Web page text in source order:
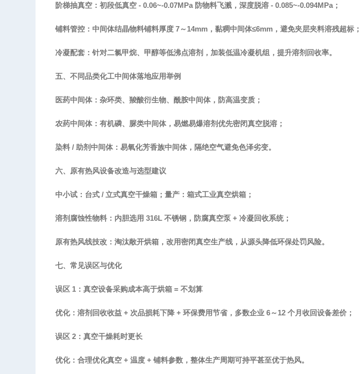
阶梯抽真空：初段低真空 - 0.06~-0.07MPa 防物料飞溅，深度脱溶 - 0.085~-0.094MPa；
铺料管控：中间体结晶物料铺料厚度 7～14mm，黏稠中间体≤6mm，避免夹层夹料溶残超标；
冷凝配套：针对二氯甲烷、甲醇等低沸点溶剂，加装低温冷凝机组，提升溶剂回收率。
五、不同品类化工中间体落地应用举例
医药中间体：杂环类、羧酸衍生物、酰胺中间体，防高温变质；
农药中间体：有机磷、脲类中间体，易燃易爆溶剂优先密闭真空脱溶；
染料 / 助剂中间体：易氧化芳香族中间体，隔绝空气避免色泽劣变。
六、原有热风设备改造与选型建议
中小试：台式 / 立式真空干燥箱；量产：箱式工业真空烘箱；
溶剂腐蚀性物料：内胆选用 316L 不锈钢，防腐真空泵 + 冷凝回收系统；
原有热风线技改：淘汰敞开烘箱，改用密闭真空生产线，从源头降低环保处罚风险。
七、常见误区与优化
误区 1：真空设备采购成本高于烘箱 = 不划算
优化：溶剂回收收益 + 次品损耗下降 + 环保费用节省，多数企业 6～12 个月收回设备差价；
误区 2：真空干燥耗时更长
优化：合理优化真空 + 温度 + 铺料参数，整体生产周期可持平甚至优于热风。